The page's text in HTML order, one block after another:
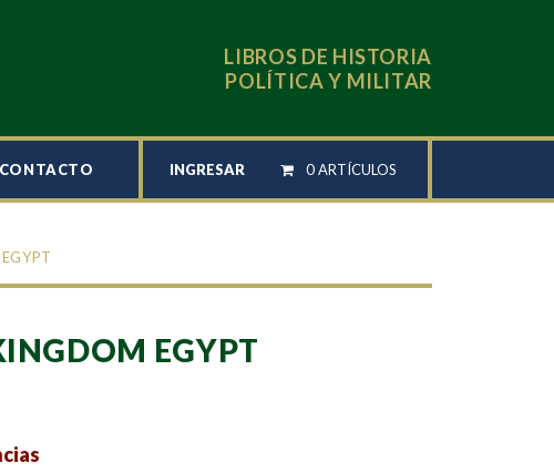
LIBROS DE HISTORIA
POLÍTICA Y MILITAR
CONTACTO INGRESAR 0 ARTÍCULOS
EGYPT